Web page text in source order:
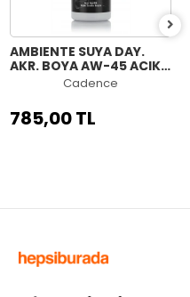
AMBIENTE SUYA DAY.
AKR. BOYA AW-45 AÇIK
GRİ 500ML + KATALİZÖR
Cadence
785,00 TL